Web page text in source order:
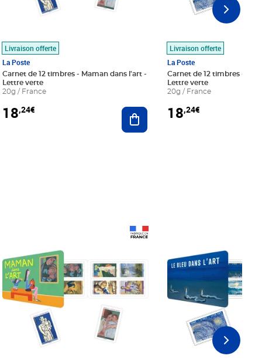
au panier
Livraison offerte
La Poste
Carnet de 12 timbres - Maman dans l'art -
Lettre verte
20g / France
18,24€ Ajouter au panier
Livraison offerte
La Poste
Carnet de 12 timbres - Le
Lettre verte
20g / France
18,24€